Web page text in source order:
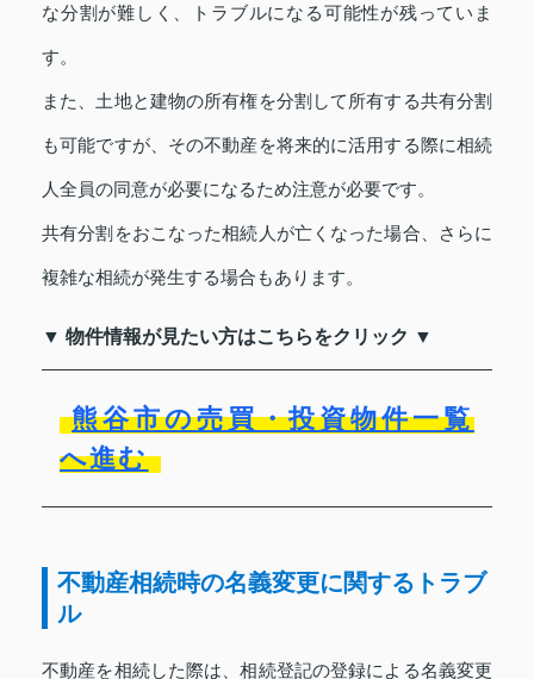
な分割が難しく、トラブルになる可能性が残っていま
す。
また、土地と建物の所有権を分割して所有する共有分割
も可能ですが、その不動産を将来的に活用する際に相続
人全員の同意が必要になるため注意が必要です。
共有分割をおこなった相続人が亡くなった場合、さらに
複雑な相続が発生する場合もあります。
▼ 物件情報が見たい方はこちらをクリック ▼
熊谷市の売買・投資物件一覧
へ進む
不動産相続時の名義変更に関するトラブ
ル
不動産を相続した際は、相続登記の登録による名義変更